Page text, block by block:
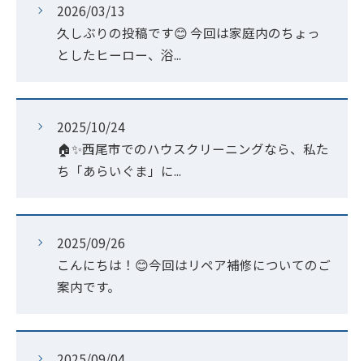
2026/03/13
久しぶりの投稿です😊 今回は家庭内のちょっ
としたヒーロー、浴...
2025/10/24
🏠✨西尾市でのハウスクリーニングなら、私た
ち「あらいぐま」に...
2025/09/26
こんにちは！😊今回はリペア補修についてのご
案内です。